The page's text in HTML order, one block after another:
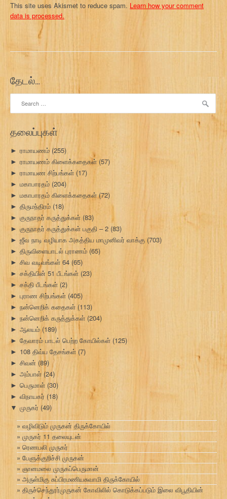
This site uses Akismet to reduce spam. Learn how your comment
data is processed.
தேடல்…
for:
தலைப்புகள்
► ராமாயணம் (255)
► ராமாயணம் கிளைக்கதைகள் (57)
► ராமாயண சிற்பங்கள் (17)
► மகாபாரதம் (204)
► மகாபாரதம் கிளைக்கதைகள்(72)
► திருமந்திரம் (18)
► குருநாதர் கருத்துக்கள்(83)
► குருநாதர் கருத்துக்கள் பகுதி – 2 (83)
► ஜீவ நாடி வழியாக அகத்திய மாமுனிவர் வாக்கு(703)
► திருவிளையாடல் புராணம் (65)
► சிவ வடிவங்கள் 64 (65)
► சக்தியின் 51 பீடங்கள் (23)
► சக்தி பீடங்கள் (2)
► புராண சிற்பங்கள் (405)
► நன்னெறிக் கதைகள் (113)
► நன்னெறிக் கருத்துக்கள் (204)
► ஆலயம்(189)
► தேவாரம் பாடல் பெற்ற கோயில்கள் (125)
► 108 திவ்ய தேசங்கள் (7)
► சிவன் (89)
► அம்பாள் (24)
► பெருமாள் (30)
► விநாயகர் (18)
▼ முருகர் (49)
வழிவிடும் முருகன் திருக்கோயில்
முருகர் 11 தலையுடன்
ரெணபலி முருகர்
பேளுக்குறிச்சி முருகன்
ஞானமலை முருகப்பெருமான்
அருள்மிகு சுப்பிரமணியசுவாமி திருக்கோயில்
திருச்செந்தூர்முருகன் கோவிலில் கொடுக்கப்படும் இலை விபூதியின்